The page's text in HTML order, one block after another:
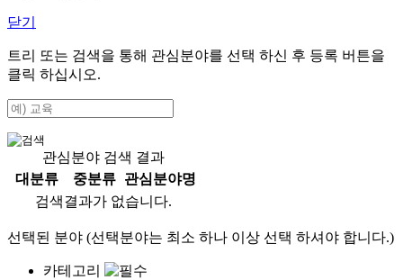
닫기
트리 또는 검색을 통해 관심분야를 선택 하신 후 등록 버튼을
클릭 하십시오.
관심분야 검색 결과
대분류
중분류
관심분야명
검색결과가 없습니다.
선택된 분야 (선택분야는 최소 하나 이상 선택 하셔야 합니다.)
카테고리